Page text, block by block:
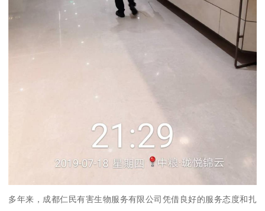
多年来，成都仁民有害生物服务有限公司凭借良好的服务态度和扎